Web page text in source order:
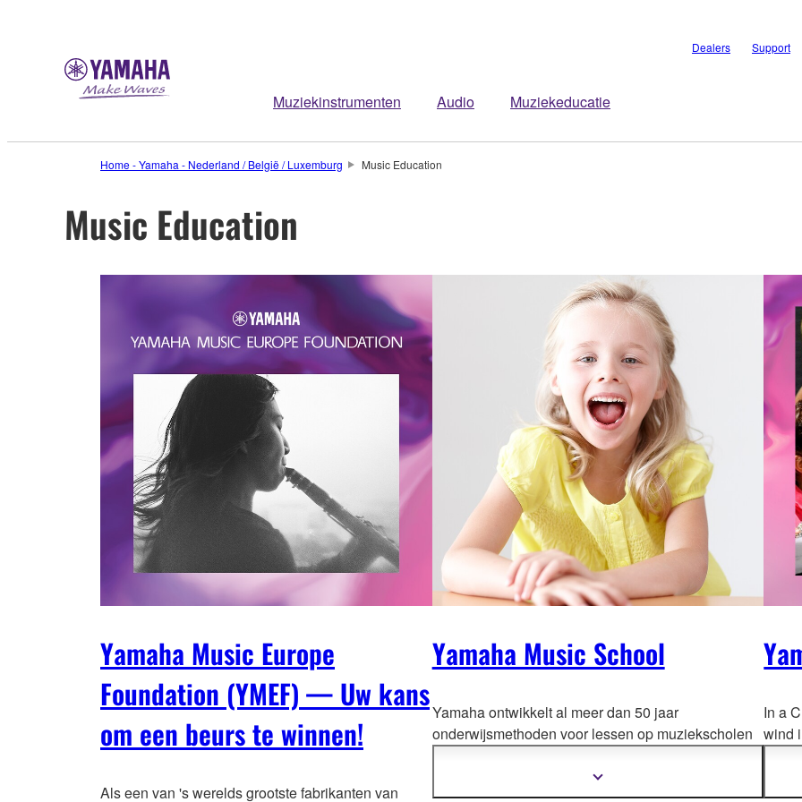
Muziekinstrumenten Audio Muziekeducatie
Dealers Support
Home - Yamaha - Nederland / België / Luxemburg Music Education
Music Education
Yamaha Music Europe
Foundation (YMEF) — Uw kans
om een beurs te winnen!
Als een van 's werelds grootste fabrikanten van
Yamaha Music School
Yamaha ontwikkelt al meer dan 50 jaar
onderwijsmethoden voor lessen op muziekscholen
onderwijsprogramma's worden wereldwijd
Meer
In a
wind